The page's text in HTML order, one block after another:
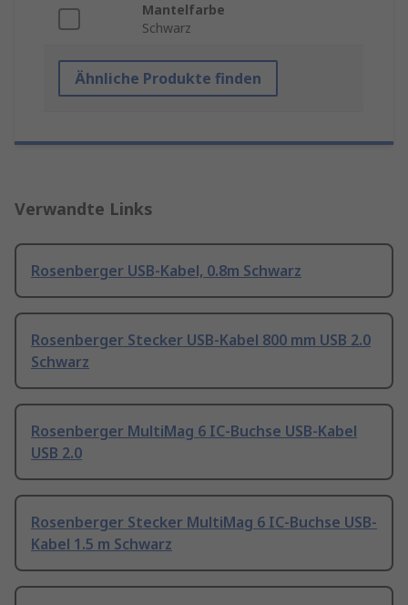
Mantelfarbe
Schwarz
Ähnliche Produkte finden
Verwandte Links
Rosenberger USB-Kabel, 0.8m Schwarz
Rosenberger Stecker USB-Kabel 800 mm USB 2.0
Schwarz
Rosenberger MultiMag 6 IC-Buchse USB-Kabel
USB 2.0
Rosenberger Stecker MultiMag 6 IC-Buchse USB-
Kabel 1.5 m Schwarz